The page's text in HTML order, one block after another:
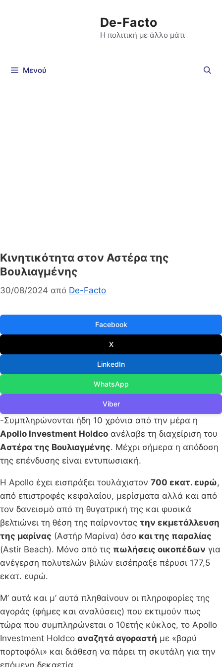
De-Facto
Η πολιτική με άλλο μάτι
Μενού
Κινητικότητα στον Αστέρα της
Βουλιαγμένης
30/08/2024 από De-Facto
Facebook
X
LinkedIn
WhatsApp
Viber
-Συμπληρώνονται ήδη 10 χρόνια από την μέρα η
Apollo Ιnvestment Holdco ανέλαβε τη διαχείριση του
Αστέρα της Βουλιαγμένης. Μέχρι σήμερα η απόδοση
της επένδυσης είναι εντυπωσιακή.
Η Apollo έχει εισπράξει τουλάχιστον 700 εκατ. ευρώ,
από επιστροφές κεφαλαίου, μερίσματα αλλά και από
τον δανεισμό από τη θυγατρική της και φυσικά
βελτιώνει τη θέση της παίρνοντας την εκμετάλλευση
της μαρίνας (Αστήρ Μαρίνα) όσο και της παραλίας
(Astir Beach). Μόνο από τις πωλήσεις οικοπέδων για
ανέγερση πολυτελών βιλών εισέπραξε πέρυσι 177,5
εκατ. ευρώ.
Μ’ αυτά και μ’ αυτά πληθαίνουν οι πληροφορίες της
αγοράς (φήμες και αναλύσεις) που εκτιμούν πως
τώρα που συμπληρώνεται ο 10ετής κύκλος, το Apollo
Investment Holdco αναζητά αγοραστή με «βαρύ
πορτοφόλι» και διάθεση να πάρει τη σκυτάλη για την
επόμενη δεκαετία.